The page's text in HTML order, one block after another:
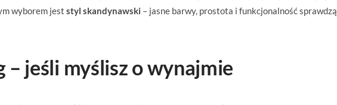
wyborem jest styl skandynawski – jasne barwy, prostota i funkcjonalność
– jeśli myślisz o wynajmie